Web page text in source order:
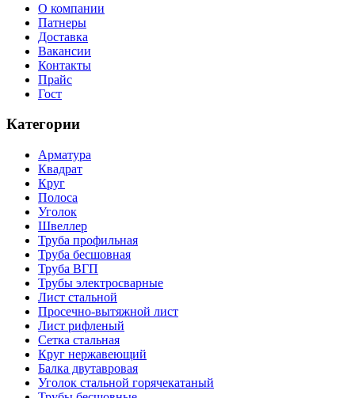
О компании
Патнеры
Доставка
Вакансии
Контакты
Прайс
Гост
Категории
Арматура
Квадрат
Круг
Полоса
Уголок
Швеллер
Труба профильная
Труба бесшовная
Труба ВГП
Трубы электросварные
Лист стальной
Просечно-вытяжной лист
Лист рифленый
Сетка стальная
Круг нержавеющий
Балка двутавровая
Уголок стальной горячекатаный